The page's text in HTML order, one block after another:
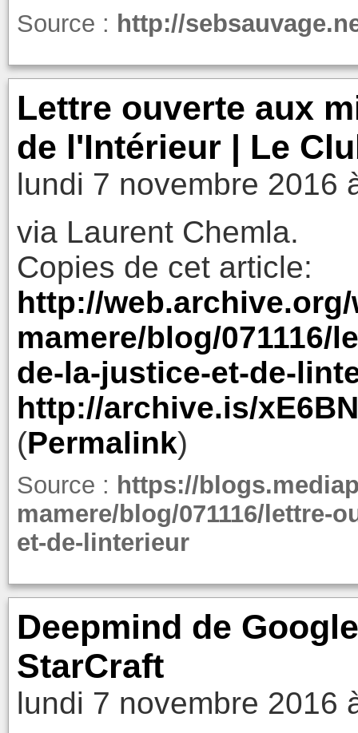
Source : http://
Lettre ouverte aux
de l'Intérieur | Le
lundi 7 novembre 2016
via Laurent Chemla.
Copies de cet article:
http://
mamere/blog/071116/
de-la-justice-et-de-
http://archive.is/xE6BN
(Permalink)
Source : https://
mamere/blog/071116/lettre-
et-de-linterieur
Deepmind de
StarCraft
lundi 7 novembre 2016